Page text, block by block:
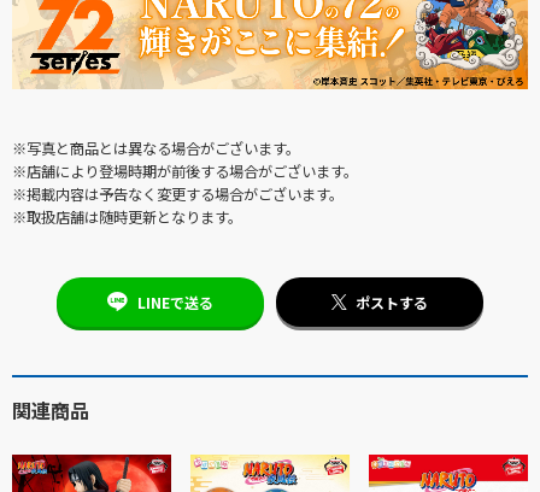
※写真と商品とは異なる場合がございます。
※店舗により登場時期が前後する場合がございます。
※掲載内容は予告なく変更する場合がございます。
※取扱店舗は随時更新となります。
LINEで送る ポストする
関連商品